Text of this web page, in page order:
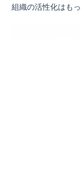
組織の活性化はも